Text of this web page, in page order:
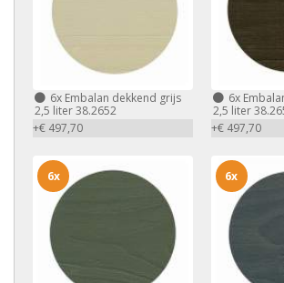
6x Embalan dekkend grijs
2,5 liter 38.2652
+€ 497,70
6x
2,5 liter
+€ 497,70
6x 6x